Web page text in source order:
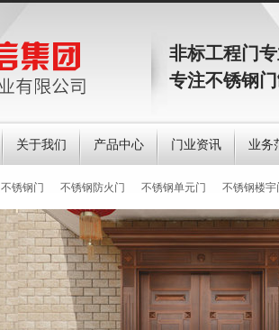
非标工程门
专注不锈钢
关于我们 产品中心 门业资讯 业务
不锈钢门 不锈钢防火门 不锈钢单元门 不锈钢楼宇